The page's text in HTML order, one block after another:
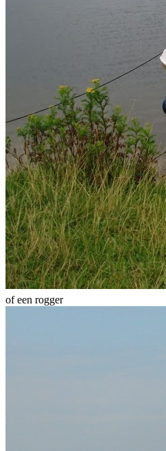
of een rogger